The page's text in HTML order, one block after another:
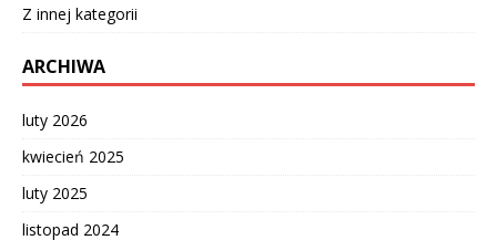
Z innej kategorii
ARCHIWA
luty 2026
kwiecień 2025
luty 2025
listopad 2024